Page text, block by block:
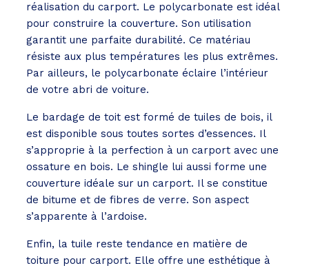
réalisation du carport. Le polycarbonate est idéal
pour construire la couverture. Son utilisation
garantit une parfaite durabilité. Ce matériau
résiste aux plus températures les plus extrêmes.
Par ailleurs, le polycarbonate éclaire l’intérieur
de votre abri de voiture.
Le bardage de toit est formé de tuiles de bois, il
est disponible sous toutes sortes d’essences. Il
s’approprie à la perfection à un carport avec une
ossature en bois. Le shingle lui aussi forme une
couverture idéale sur un carport. Il se constitue
de bitume et de fibres de verre. Son aspect
s’apparente à l’ardoise.
Enfin, la tuile reste tendance en matière de
toiture pour carport. Elle offre une esthétique à